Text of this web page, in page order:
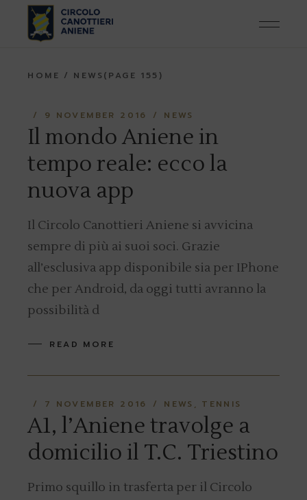
content
HOME NEWS (PAGE 155)
9 NOVEMBER 2016 NEWS
Il mondo Aniene in
tempo reale: ecco la
nuova app
Il Circolo Canottieri Aniene si avvicina
sempre di più ai suoi soci. Grazie
all’esclusiva app disponibile sia per IPhone
che per Android, da oggi tutti avranno la
possibilità d
READ MORE
7 NOVEMBER 2016 NEWS TENNIS
A1, l’Aniene travolge a
domicilio il T.C. Triestino
Primo squillo in trasferta per il Circolo